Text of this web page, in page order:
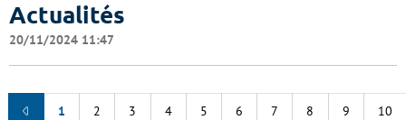
Actualités
20/11/2024 11:47
1 2 3 4 5 6 7 8 9 10